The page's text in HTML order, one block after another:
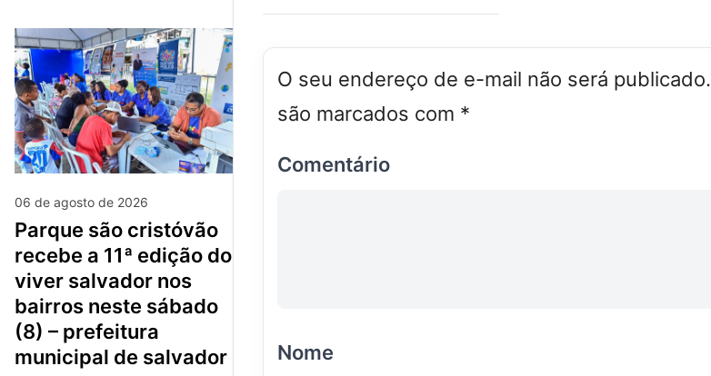
06 de agosto de 2026
parque são cristóvão
recebe a 11ª edição do
viver salvador nos
bairros neste sábado
(8) – prefeitura
municipal de salvador
O seu endereço de e-mail não será publicado.
são marcados com *
Comentário
Nome